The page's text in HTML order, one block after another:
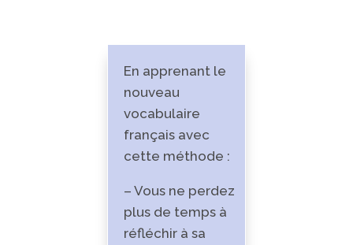
En apprenant le
nouveau
vocabulaire
français avec
cette méthode :
– Vous ne perdez
plus de temps à
réfléchir à sa